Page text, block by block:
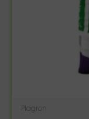
Plagron